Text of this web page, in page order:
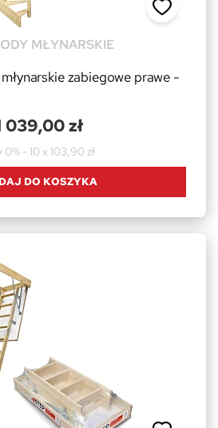
MŁYNARSKIE
zabiegowe prawe -
039,00 zł
0% - 10 x 103,90 zł
DO KOSZYKA